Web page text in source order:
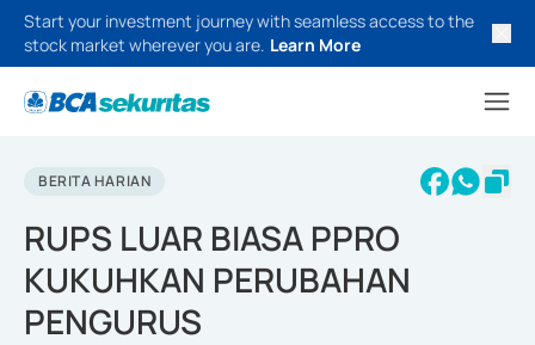
Start your investment journey with seamless access to the
stock market wherever you are. Learn More
BERITA HARIAN
RUPS LUAR BIASA PPRO
KUKUHKAN PERUBAHAN
PENGURUS